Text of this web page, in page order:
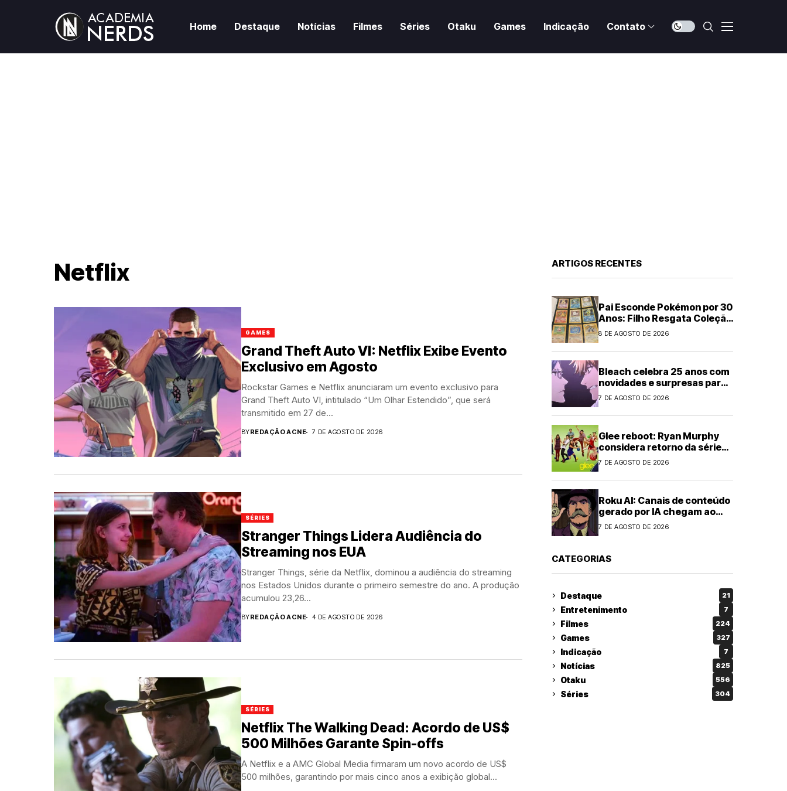
Home Destaque Notícias Filmes Séries Otaku Games Indicação Contato
Netflix
GAMES
Grand Theft Auto VI: Netflix Exibe Evento
Exclusivo em Agosto
Rockstar Games e Netflix anunciaram um evento exclusivo para
Grand Theft Auto VI, intitulado “Um Olhar Estendido”, que será
transmitido em 27 de...
BYREDAÇÃO ACNE 7 DE AGOSTO DE 2026
SÉRIES
Stranger Things Lidera Audiência do
Streaming nos EUA
Stranger Things, série da Netflix, dominou a audiência do streaming
nos Estados Unidos durante o primeiro semestre do ano. A produção
acumulou 23,26...
BYREDAÇÃO ACNE 4 DE AGOSTO DE 2026
SÉRIES
Netflix The Walking Dead: Acordo de US$
500 Milhões Garante Spin-offs
A Netflix e a AMC Global Media firmaram um novo acordo de US$
500 milhões, garantindo por mais cinco anos a exibição global...
ARTIGOS RECENTES
Pai Esconde Pokémon por 30
Anos: Filho Resgata Coleção
Clássica
8 DE AGOSTO DE 2026
Bleach celebra 25 anos com
novidades e surpresas para
fãs
7 DE AGOSTO DE 2026
Glee reboot: Ryan Murphy
considera retorno da série
musical
7 DE AGOSTO DE 2026
Roku AI: Canais de conteúdo
gerado por IA chegam ao
streaming
7 DE AGOSTO DE 2026
CATEGORIAS
Destaque 21
Entretenimento 7
Filmes 224
Games 327
Indicação 7
Notícias 825
Otaku 556
Séries 304